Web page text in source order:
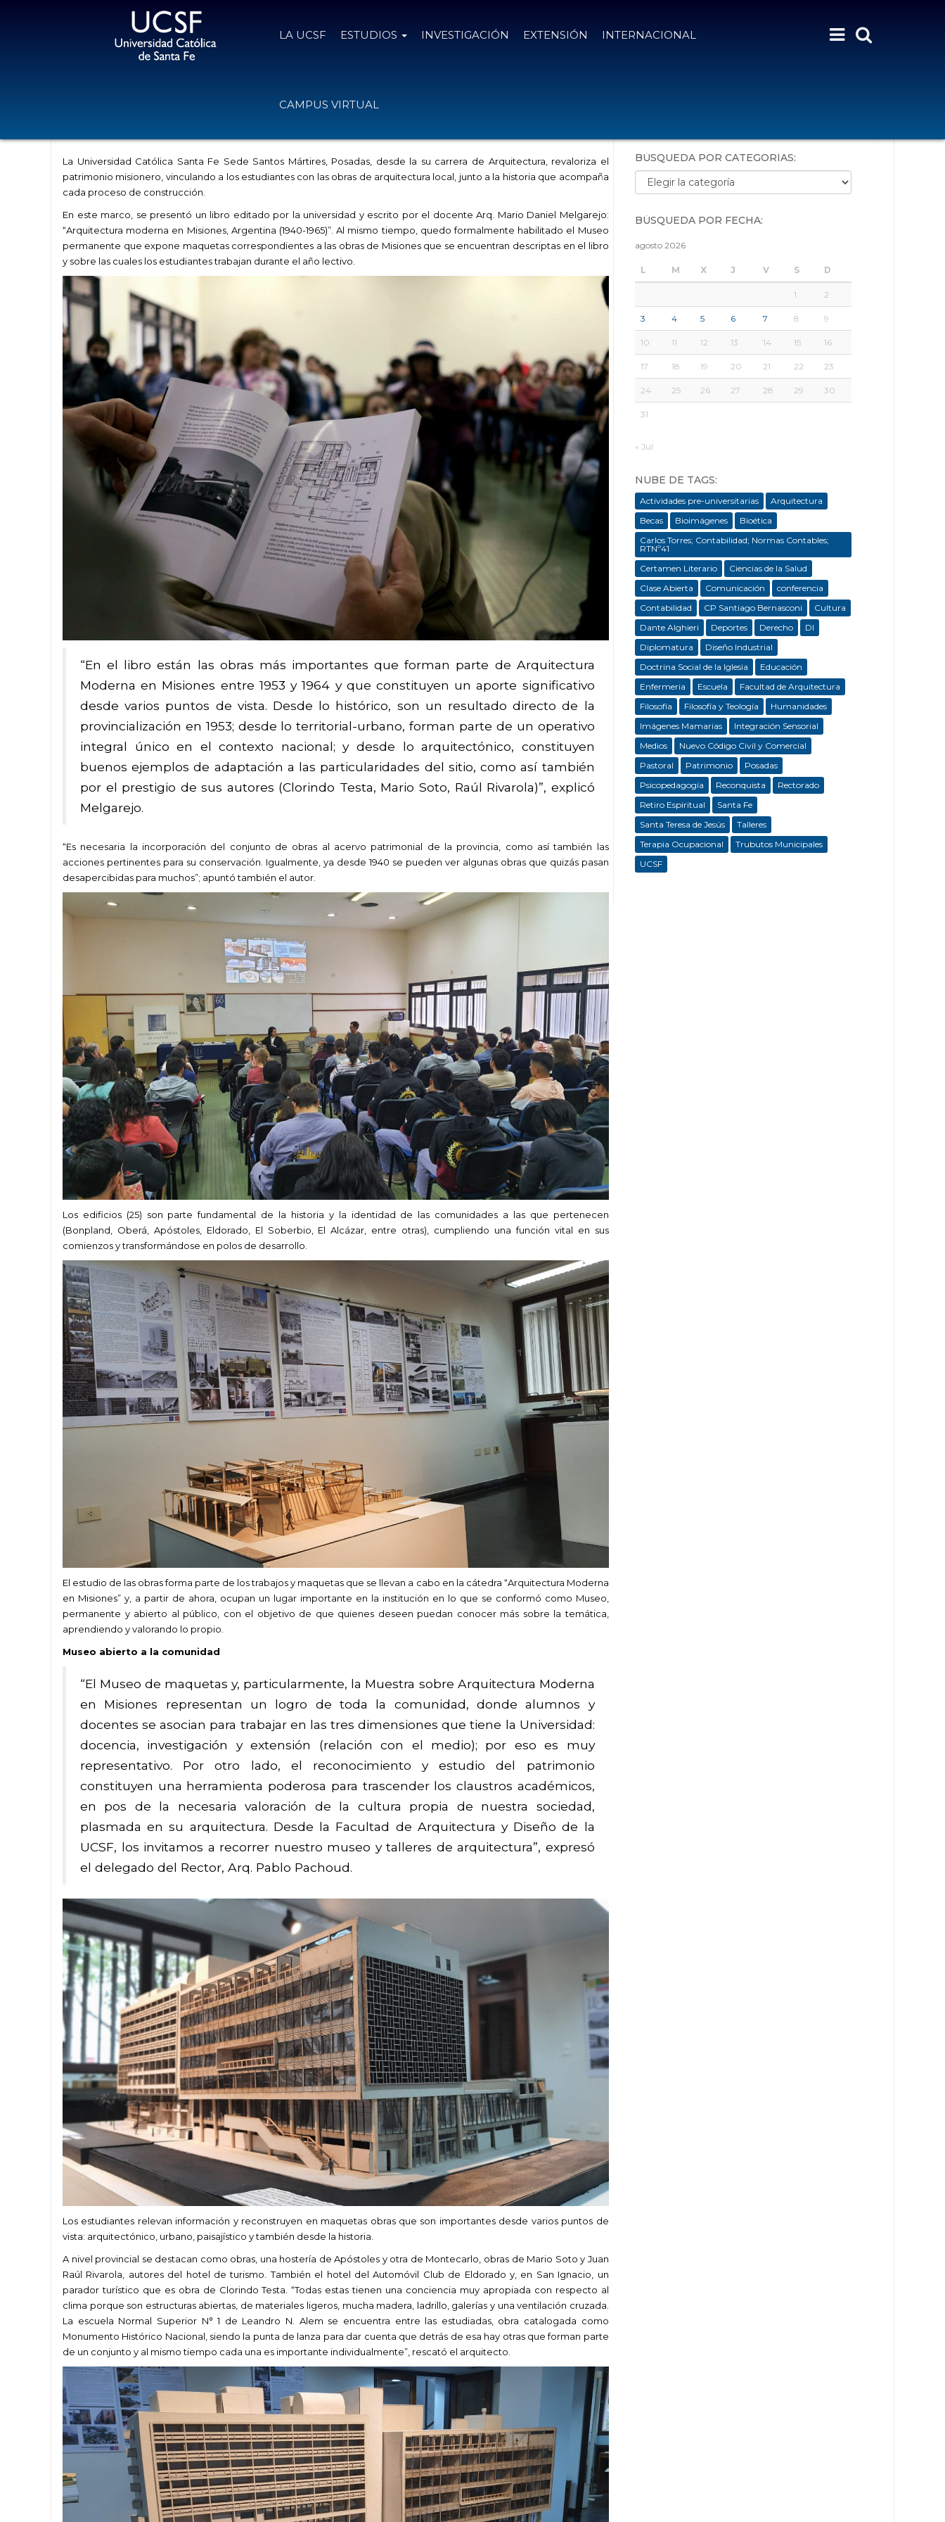
LA UCSF ESTUDIOS INVESTIGACIÓN EXTENSIÓN INTERNACIONAL
CAMPUS VIRTUAL
revalorizan el patrimonio local
La Universidad Católica Santa Fe Sede Santos Mártires, Posadas, desde la su carrera de Arquitectura, revaloriza el
patrimonio misionero, vinculando a los estudiantes con las obras de arquitectura local, junto a la historia que acompaña
cada proceso de construcción.
En este marco, se presentó un libro editado por la universidad y escrito por el docente Arq. Mario Daniel Melgarejo:
“Arquitectura moderna en Misiones, Argentina (1940-1965)”. Al mismo tiempo, quedo formalmente habilitado el Museo
permanente que expone maquetas correspondientes a las obras de Misiones que se encuentran descriptas en el libro
y sobre las cuales los estudiantes trabajan durante el año lectivo.
“En el libro están las obras más importantes que forman parte de Arquitectura
Moderna en Misiones entre 1953 y 1964 y que constituyen un aporte significativo
desde varios puntos de vista. Desde lo histórico, son un resultado directo de la
provincialización en 1953; desde lo territorial-urbano, forman parte de un operativo
integral único en el contexto nacional; y desde lo arquitectónico, constituyen
buenos ejemplos de adaptación a las particularidades del sitio, como así también
por el prestigio de sus autores (Clorindo Testa, Mario Soto, Raúl Rivarola)”, explicó
Melgarejo.
“Es necesaria la incorporación del conjunto de obras al acervo patrimonial de la provincia, como así también las
acciones pertinentes para su conservación. Igualmente, ya desde 1940 se pueden ver algunas obras que quizás pasan
desapercibidas para muchos”; apuntó también el autor.
Los edificios (25) son parte fundamental de la historia y la identidad de las comunidades a las que pertenecen
(Bonpland, Oberá, Apóstoles, Eldorado, El Soberbio, El Alcázar, entre otras), cumpliendo una función vital en sus
comienzos y transformándose en polos de desarrollo.
El estudio de las obras forma parte de los trabajos y maquetas que se llevan a cabo en la cátedra “Arquitectura Moderna
en Misiones” y, a partir de ahora, ocupan un lugar importante en la institución en lo que se conformó como Museo,
permanente y abierto al público, con el objetivo de que quienes deseen puedan conocer más sobre la temática,
aprendiendo y valorando lo propio.
Museo abierto a la comunidad
“El Museo de maquetas y, particularmente, la Muestra sobre Arquitectura Moderna
en Misiones representan un logro de toda la comunidad, donde alumnos y
docentes se asocian para trabajar en las tres dimensiones que tiene la Universidad:
docencia, investigación y extensión (relación con el medio); por eso es muy
representativo. Por otro lado, el reconocimiento y estudio del patrimonio
constituyen una herramienta poderosa para trascender los claustros académicos,
en pos de la necesaria valoración de la cultura propia de nuestra sociedad,
plasmada en su arquitectura. Desde la Facultad de Arquitectura y Diseño de la
UCSF, los invitamos a recorrer nuestro museo y talleres de arquitectura”, expresó
el delegado del Rector, Arq. Pablo Pachoud.
Los estudiantes relevan información y reconstruyen en maquetas obras que son importantes desde varios puntos de
vista: arquitectónico, urbano, paisajístico y también desde la historia.
A nivel provincial se destacan como obras, una hostería de Apóstoles y otra de Montecarlo, obras de Mario Soto y Juan
Raúl Rivarola, autores del hotel de turismo. También el hotel del Automóvil Club de Eldorado y, en San Ignacio, un
parador turístico que es obra de Clorindo Testa. “Todas estas tienen una conciencia muy apropiada con respecto al
clima porque son estructuras abiertas, de materiales ligeros, mucha madera, ladrillo, galerías y una ventilación cruzada.
La escuela Normal Superior N° 1 de Leandro N. Alem se encuentra entre las estudiadas, obra catalogada como
Monumento Histórico Nacional, siendo la punta de lanza para dar cuenta que detrás de esa hay otras que forman parte
de un conjunto y al mismo tiempo cada una es importante individualmente”, rescató el arquitecto.
BÚSQUEDA POR CATEGORÍAS:
Búsqueda por categorías:
BÚSQUEDA POR FECHA:
agosto 2026
L M X J V S D
1 2
3 4 5 6 7 8 9
10 11 12 13 14 15 16
17 18 19 20 21 22 23
24 25 26 27 28 29 30
31
« Jul
NUBE DE TAGS:
Actividades pre-universitarias
Arquitectura
Becas
Bioimágenes
Bioética
Carlos Torres; Contabilidad; Normas Contables;
RTNº41
Certamen Literario
Ciencias de la Salud
Clase Abierta
Comunicación
conferencia
Contabilidad
CP Santiago Bernasconi
Cultura
Dante Alghieri
Deportes Derecho
DI
Diplomatura
Diseño Industrial
Doctrina Social de la Iglesia
Educación
Enfermeria
Escuela
Facultad de Arquitectura
Filosofía
Filosofía y Teología
Humanidades
Imágenes Mamarias
Integración Sensorial
Medios
Nuevo Código Civil y Comercial
Pastoral
Patrimonio
Posadas
Psicopedagogía
Reconquista
Rectorado
Retiro Espiritual
Santa Fe
Santa Teresa de Jesús
Talleres
Terapia Ocupacional
Trubutos Municipales
UCSF